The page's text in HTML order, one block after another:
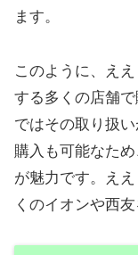
ます。
このように、え
する多くの店舗
ではその取り扱
購入も可能なた
が魅力です。え
くのイオンや西